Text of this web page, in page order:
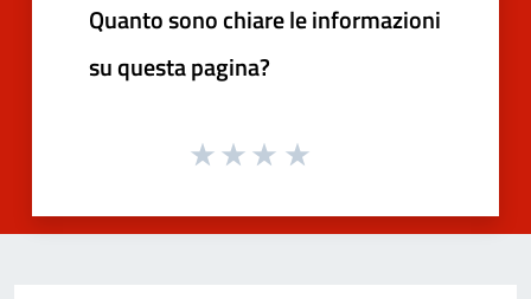
Quanto sono chiare le informazioni
su questa pagina?